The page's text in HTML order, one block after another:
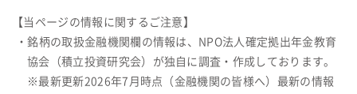
【当ページの情報に関するご注意】
・銘柄の取扱金融機関欄の情報は、NPO法人確定拠出年金教育
協会（積立投資研究会）が独自に調査・作成しております。
※最新更新2026年7月時点（金融機関の皆様へ）最新の情報